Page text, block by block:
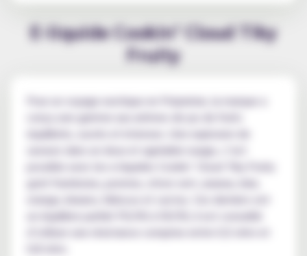
E-liquide Cookin’ Cloud Tiky
Fruity
Pour un voyage exotique en Polynésie, la marque a
équilibrés, sucrés et intenses. Une explosion de
saveurs dans un doux et agréable nuage, c’est
possible avec les e-liquides Cookin’ Cloud Tiky Fruity
orange, kiwano, hibiscus et cactus. Ces derniers ont
un équilibre parfait PG/VG à 50/50, il est conseillé